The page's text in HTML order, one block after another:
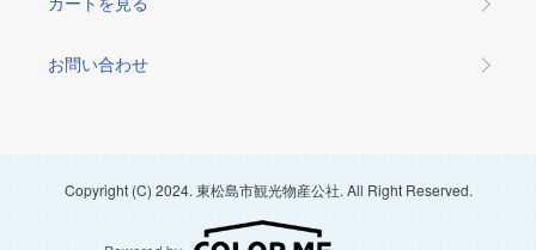
お問い合わせ
Copyright (C) 2024. 東松島市観光物産公社. All Right Reserved.